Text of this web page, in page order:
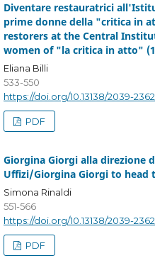
Diventare restauratrici
prime donne della "critica in
restorers at the Central
women of "la critica in atto"
Eliana Billi
533-550
https://doi.org/10.13138/2039-
PDF
Giorgina Giorgi alla direzione
Uffizi/Giorgina Giorgi to
Simona Rinaldi
551-566
https://doi.org/10.13138/2039-
PDF